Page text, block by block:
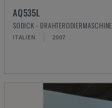
AQ535L
SODICK - DRAHTERODIERMASCHINE
ITALIEN 2007